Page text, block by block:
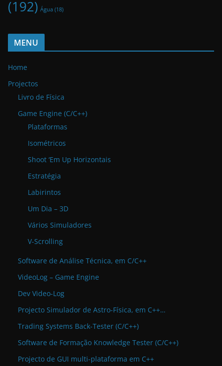
(192) Água (18)
MENU
Home
Projectos
Livro de Física
Game Engine (C/C++)
Plataformas
Isométricos
Shoot ‘Em Up Horizontais
Estratégia
Labirintos
Um Dia – 3D
Vários Simuladores
V-Scrolling
Software de Análise Técnica, em C/C++
VideoLog – Game Engine
Dev Video-Log
Projecto Simulador de Astro-Física, em C++…
Trading Systems Back-Tester (C/C++)
Software de Formação Knowledge Tester (C/C++)
Projecto de GUI multi-plataforma em C++